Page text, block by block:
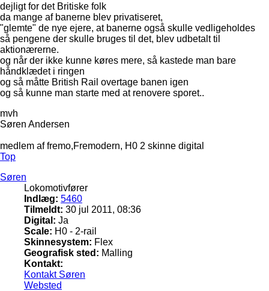
dejligt for det Britiske folk
da mange af banerne blev privatiseret,
"glemte" de nye ejere, at banerne også skulle vedligeholdes
så pengene der skulle bruges til det, blev udbetalt til
aktionærerne.
og når der ikke kunne køres mere, så kastede man bare
håndklædet i ringen
og så måtte British Rail overtage banen igen
og så kunne man starte med at renovere sporet..
mvh
Søren Andersen
medlem af fremo,Fremodern, H0 2 skinne digital
Top
Søren
Lokomotivfører
Indlæg: 5460
Tilmeldt: 30 jul 2011, 08:36
Digital: Ja
Scale: H0 - 2-rail
Skinnesystem: Flex
Geografisk sted: Malling
Kontakt:
Kontakt Søren
Websted